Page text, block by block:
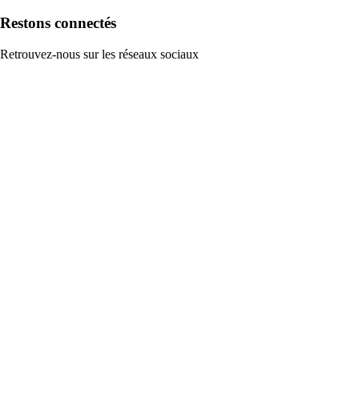
Restons connectés
Retrouvez-nous sur les réseaux sociaux